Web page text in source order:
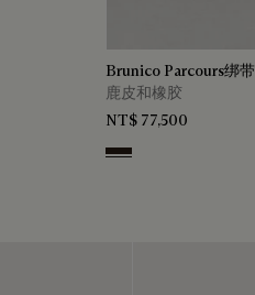
Brunico Parcours绑
鹿皮和橡胶
NT$ 77,500
Brown